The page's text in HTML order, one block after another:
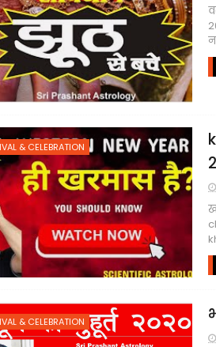
& CELEBRATION
& CELEBRATION